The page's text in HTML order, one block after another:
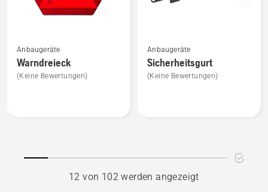
Details
zu
Warndreieck
Anbaugeräte
Warndreieck
(Keine Bewertungen)
Details
zu
Sicherheitsgurt
Anbaugeräte
Sicherheitsgurt
(Keine Bewertungen)
12 von 102 werden angezeigt